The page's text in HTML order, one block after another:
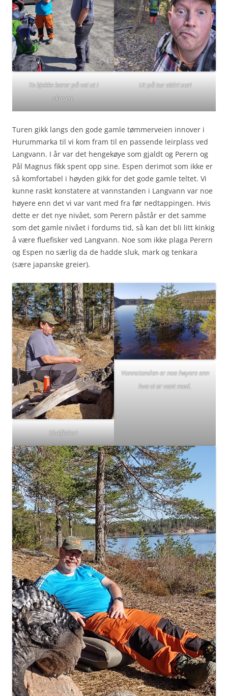
To kjekke karer på vei ut i
skauen.
Ut på tur aldri sur!
Turen gikk langs den gode gamle tømmerveien innover i
Hurummarka til vi kom fram til en passende leirplass ved
Langvann. I år var det hengekøye som gjaldt og Perern og
Pål Magnus fikk spent opp sine. Espen derimot som ikke er
så komfortabel i høyden gikk for det gode gamle teltet. Vi
kunne raskt konstatere at vannstanden i Langvann var noe
høyere enn det vi var vant med fra før nedtappingen. Hvis
dette er det nye nivået, som Perern påstår er det samme
som det gamle nivået i fordums tid, så kan det bli litt kinkig
å være fluefisker ved Langvann. Noe som ikke plaga Perern
og Espen no særlig da de hadde sluk, mark og tenkara
(sære japanske greier).
Slukfisker!
Vannstanden er noe høyere enn
hva vi er vant med.